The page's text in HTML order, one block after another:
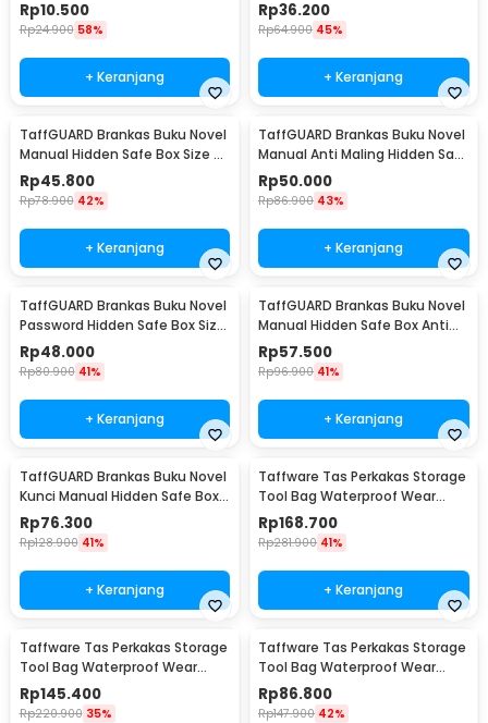
Rp10.500
Rp24.900 58%
+ Keranjang
Rp36.200
Rp64.900 45%
+ Keranjang
TaffGUARD Brankas Buku Novel
Manual Hidden Safe Box Size S
- KB-20L
Rp45.800
Rp78.900 42%
+ Keranjang
TaffGUARD Brankas Buku Novel
Manual Anti Maling Hidden Safe
Box Size S - KB-20L
Rp50.000
Rp86.900 43%
+ Keranjang
TaffGUARD Brankas Buku Novel
Password Hidden Safe Box Size
S - KB-20P
Rp48.000
Rp80.900 41%
+ Keranjang
TaffGUARD Brankas Buku Novel
Manual Hidden Safe Box Anti
Maling Size M - KB-20L
Rp57.500
Rp96.900 41%
+ Keranjang
TaffGUARD Brankas Buku Novel
Kunci Manual Hidden Safe Box
Size L Love - KB-20L
Rp76.300
Rp128.900 41%
+ Keranjang
Taffware Tas Perkakas Storage
Tool Bag Waterproof Wear
Resistant 23 Inch - A02584
Rp168.700
Rp281.900 41%
+ Keranjang
Taffware Tas Perkakas Storage
Tool Bag Waterproof Wear
Resistant 21 Inch - A02584
Rp145.400
Rp220.900 35%
Taffware Tas Perkakas Storage
Tool Bag Waterproof Wear
Resistant 18 Inch - A03403
Rp86.800
Rp147.900 42%